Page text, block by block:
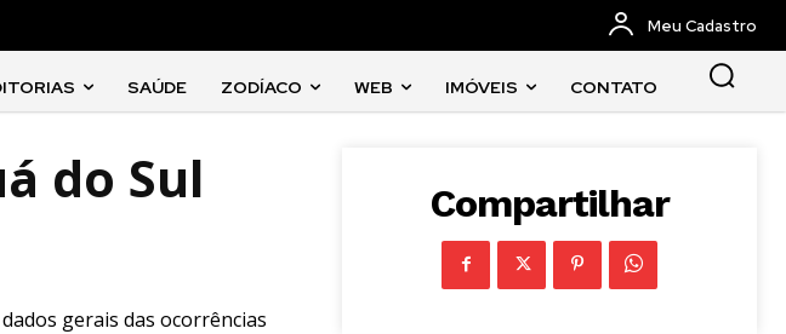
Meu Cadastro
SAÚDE ZODÍACO WEB IMÓVEIS CONTATO
do Sul
gerais das ocorrências
Compartilhar